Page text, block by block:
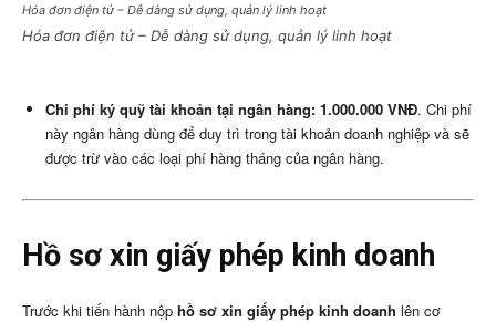
Hóa đơn điện tử – Dễ dàng sử dụng, quản lý linh hoạt
Hóa đơn điện tử – Dễ dàng sử dụng, quản lý linh hoạt
Chi phí ký quỹ tài khoản tại ngân hàng: 1.000.000 VNĐ. Chi phí
này ngân hàng dùng để duy trì trong tài khoản doanh nghiệp và sẽ
được trừ vào các loại phí hàng tháng của ngân hàng.
Hồ sơ xin giấy phép kinh doanh
Trước khi tiến hành nộp hồ sơ xin giấy phép kinh doanh lên cơ